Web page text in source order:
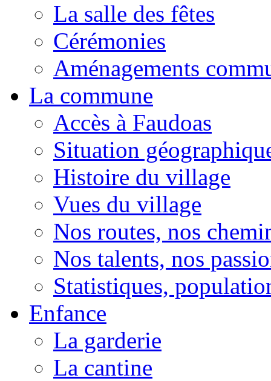
La salle des fêtes
Cérémonies
Aménagements
La commune
Accès à Faudoas
Situation
Histoire du village
Vues du village
Nos routes, nos
Nos talents, nos
Statistiques,
Enfance
La garderie
La cantine